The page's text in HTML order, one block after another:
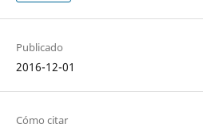
Publicado
2016-12-01
Cómo citar